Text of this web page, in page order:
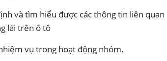
và tìm hiểu được các thông tin liên quan
lái trên ô tô
vụ trong hoạt động nhóm.